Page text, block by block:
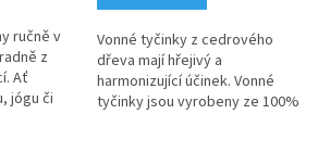
ručně v
z
Ať
jógu či
Vonné tyčinky z cedrového
dřeva mají hřejivý a
harmonizující účinek. Vonné
tyčinky jsou vyrobeny ze 100%